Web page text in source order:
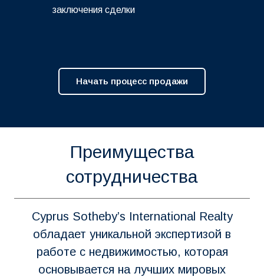
заключения сделки
Начать процесс продажи
Преимущества
сотрудничества
Cyprus Sotheby’s International Realty
обладает уникальной экспертизой в
работе с недвижимостью, которая
основывается на лучших мировых